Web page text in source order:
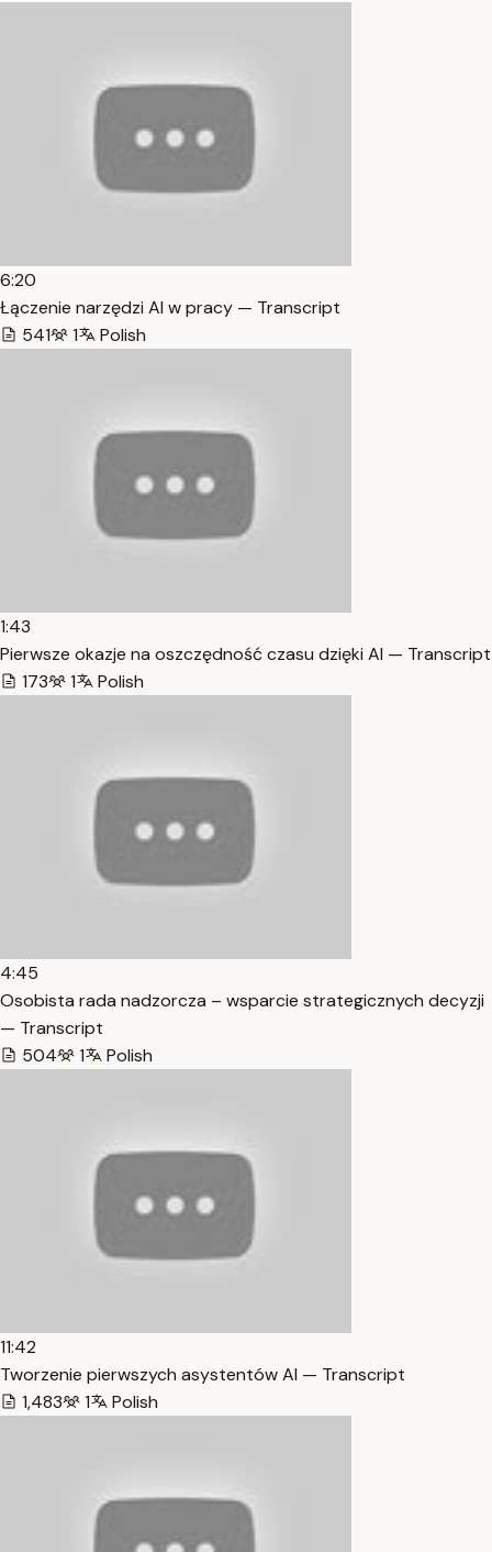
6:20
Łączenie narzędzi AI w pracy — Transcript
541
1 Polish
1:43
Pierwsze okazje na oszczędność czasu dzięki AI — Transcript
173
1 Polish
4:45
Osobista rada nadzorcza – wsparcie strategicznych decyzji
— Transcript
504
1 Polish
11:42
Tworzenie pierwszych asystentów AI — Transcript
1,483
1 Polish